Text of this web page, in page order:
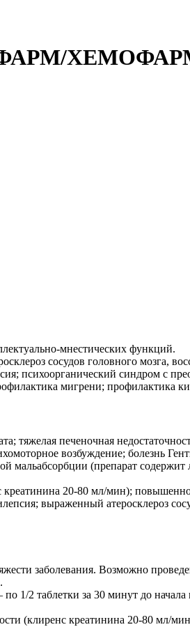
мнестических функций.
сосудов головного мозга,
психоорганический синдром с
мигрени; профилактика
печеночная
возбуждение; болезнь
мальабсорбции (препарат содержит
20-80 мл/мин);
выраженный атеросклероз
заболевания. Возможно
1/2 таблетки за 30 минут до
(клиренс креатинина 20-80 мл/